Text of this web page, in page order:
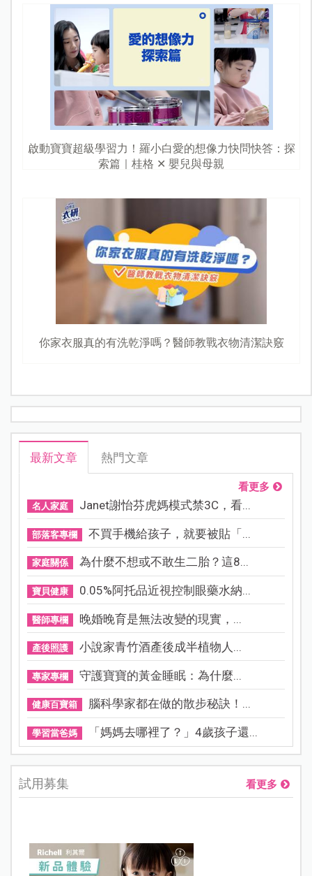
啟動寶寶超級學習力！羅小白愛的想像力快問快答：探
索篇｜桂格 ✕ 嬰兒與母親
你家衣服真的有洗乾淨嗎？醫師教戰衣物清潔訣竅
最新文章 熱門文章
看更多
名人家庭 Janet謝怡芬虎媽模式禁3C，看...
部落客專欄 不買手機給孩子，就要被貼「...
家庭關係 為什麼不想或不敢生二胎？這8...
寶貝健康 0.05%阿托品近視控制眼藥水納...
醫師專欄 晚婚晚育是無法改變的現實，...
產後照護 小說家青竹酒產後成半植物人...
專家專欄 守護寶寶的黃金睡眠：為什麼...
健康百寶箱 腦科學家都在做的散步秘訣！...
學習當爸媽 「媽媽去哪裡了？」4歲孩子還...
試用募集 看更多